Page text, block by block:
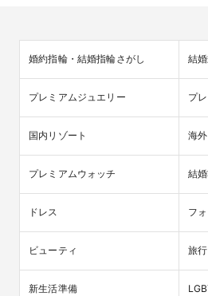
婚約指輪・結婚指輪さがし 結
プレミアムジュエリー プ
国内リゾート 海
プレミアムウォッチ 結
ドレス フ
ビューティ 旅行
新生活準備